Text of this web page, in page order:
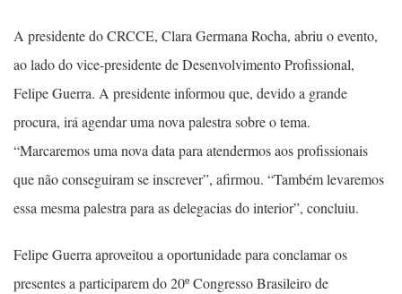
A presidente do CRCCE, Clara Germana Rocha, abriu o evento,
ao lado do vice-presidente de Desenvolvimento Profissional,
Felipe Guerra. A presidente informou que, devido a grande
procura, irá agendar uma nova palestra sobre o tema.
“Marcaremos uma nova data para atendermos aos profissionais
que não conseguiram se inscrever”, afirmou. “Também levaremos
essa mesma palestra para as delegacias do interior”, concluiu.
Felipe Guerra aproveitou a oportunidade para conclamar os
presentes a participarem do 20º Congresso Brasileiro de